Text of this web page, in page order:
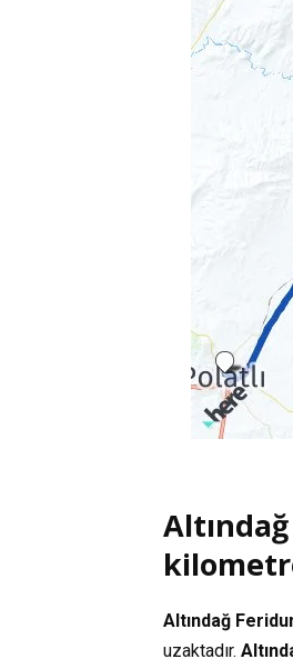
Altındağ
uzaktadır.